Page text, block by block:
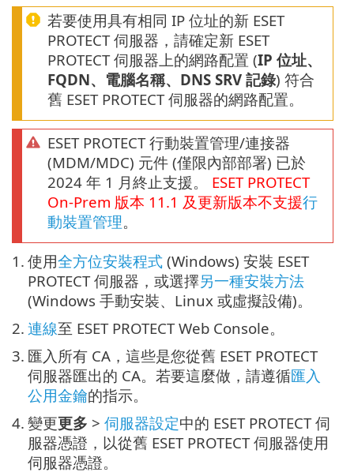
若要使用具有相同 IP 位址的新 ESET
PROTECT 伺服器，請確定新 ESET
PROTECT 伺服器上的網路配置 (IP 位址、
FQDN、電腦名稱、DNS SRV 記錄) 符合
舊 ESET PROTECT 伺服器的網路配置。
ESET PROTECT 行動裝置管理/連接器
(MDM/MDC) 元件 (僅限內部部署) 已於
2024 年 1 月終止支援。 ESET PROTECT
On-Prem 版本 11.1 及更新版本不支援行
動裝置管理。
1. 使用全方位安裝程式 (Windows) 安裝 ESET
PROTECT 伺服器，或選擇另一種安裝方法
(Windows 手動安裝、Linux 或虛擬設備)。
2. 連線至 ESET PROTECT Web Console。
3. 匯入所有 CA，這些是您從舊 ESET PROTECT
伺服器匯出的 CA。若要這麼做，請遵循匯入
公用金鑰的指示。
4. 變更更多 > 伺服器設定中的 ESET PROTECT 伺
服器憑證，以從舊 ESET PROTECT 伺服器使用
伺服器憑證。